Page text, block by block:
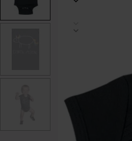
454073.html